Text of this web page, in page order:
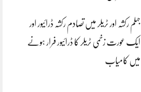
جہلم رکشہ اور ٹریلر میں تصادم رکشہ ڈرائیور اور
ایک عورت زخمی ٹریلر کا ڈرائیور فرار ہونے
میں کامیاب